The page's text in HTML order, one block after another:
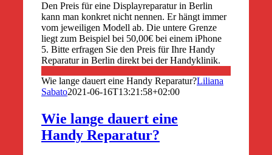
Den Preis für eine Displayreparatur in Berlin
kann man konkret nicht nennen. Er hängt immer
vom jeweiligen Modell ab. Die untere Grenze
liegt zum Beispiel bei 50,00€ bei einem iPhone
5. Bitte erfragen Sie den Preis für Ihre Handy
Reparatur in Berlin direkt bei der Handyklinik.
Wie lange dauert eine Handy Reparatur?Liliana
Sabato2021-06-16T13:21:58+02:00
Wie lange dauert eine
Handy Reparatur?